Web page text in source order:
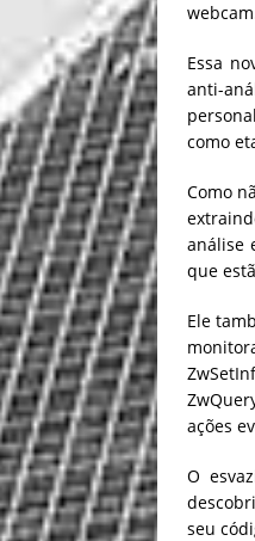
Essa
anti-
como
Como
análise
que
Ele
ações
O
seu